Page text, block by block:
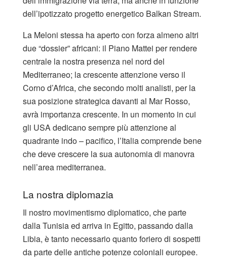
dell’ipotizzato progetto energetico Balkan Stream.
La Meloni stessa ha aperto con forza almeno altri
due “dossier” africani: il Piano Mattei per rendere
centrale la nostra presenza nel nord del
Mediterraneo; la crescente attenzione verso il
Corno d’Africa, che secondo molti analisti, per la
sua posizione strategica davanti al Mar Rosso,
avrà importanza crescente. In un momento in cui
gli USA dedicano sempre più attenzione al
quadrante indo – pacifico, l’Italia comprende bene
che deve crescere la sua autonomia di manovra
nell’area mediterranea.
La nostra diplomazia
Il nostro movimentismo diplomatico, che parte
dalla Tunisia ed arriva in Egitto, passando dalla
Libia, è tanto necessario quanto foriero di sospetti
da parte delle antiche potenze coloniali europee.